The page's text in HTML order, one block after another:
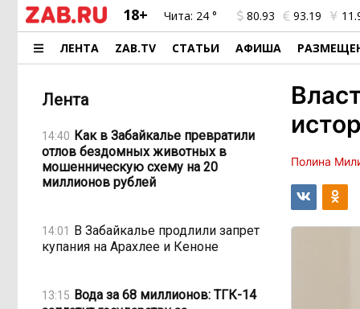
18+ Чита: 24 ° 80.93 93.19
ЛЕНТА ZAB.TV СТАТЬИ АФИША
Лента
14:40 Как в Забайкалье превратили
отлов бездомных животных в
мошенническую схему на 20
миллионов рублей
14:01 В Забайкалье продлили запрет
купания на Арахлее и Кеноне
13:15 Вода за 68 миллионов: ТГК-14
Полина